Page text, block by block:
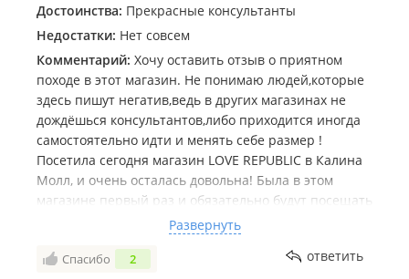
Достоинства: Прекрасные консультанты
Недостатки: Нет совсем
Комментарий: Хочу оставить отзыв о приятном
походе в этот магазин. Не понимаю людей,которые
здесь пишут негатив,ведь в других магазинах не
дождёшься консультантов,либо приходится иногда
самостоятельно идти и менять себе размер !
Посетила сегодня магазин LOVE REPUBLIC в Калина
Молл, и очень осталась довольна! Была в этом
магазине первый раз и обязательно будут посещать
его регулярно!!! Очень приятный консультант
Ольга, помогла мне подобрать платье, настроение
моё просто поднялось на все 1000 % , ведь не всегда
Развернуть
Спасибо 2 ответить